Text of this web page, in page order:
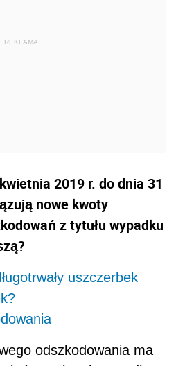
2019 r. do dnia 31
nowe kwoty
z tytułu wypadku
uszczerbek
odszkodowania ma